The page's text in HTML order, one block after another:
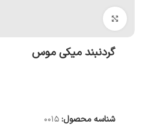
گردنبند میکی موس
شناسه محصول:0015